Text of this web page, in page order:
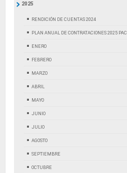
2025
RENDICIÓN DE CUENTAS 2024
PLAN ANUAL DE CONTRATACIONES 2025 PAC
ENERO
FEBRERO
MARZO
ABRIL
MAYO
JUNIO
JULIO
AGOSTO
SEPTIEMBRE
OCTUBRE